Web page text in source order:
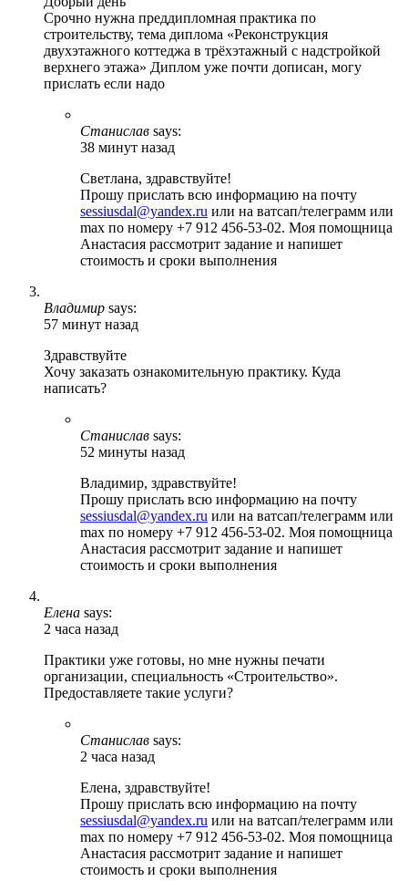
Срочно нужна преддипломная практика по
строительству, тема диплома «Реконструкция
двухэтажного коттеджа в трёхэтажный с надстройкой
верхнего этажа» Диплом уже почти дописан, могу
прислать если надо
Станислав says:
38 минут назад
Светлана, здравствуйте!
Прошу прислать всю информацию на почту
sessiusdal@yandex.ru или на ватсап/телеграмм или
max по номеру +7 912 456-53-02. Моя помощница
Анастасия рассмотрит задание и напишет
стоимость и сроки выполнения
Владимир says:
57 минут назад
Здравствуйте
Хочу заказать ознакомительную практику. Куда
написать?
Станислав says:
52 минуты назад
Владимир, здравствуйте!
Прошу прислать всю информацию на почту
sessiusdal@yandex.ru или на ватсап/телеграмм или
max по номеру +7 912 456-53-02. Моя помощница
Анастасия рассмотрит задание и напишет
стоимость и сроки выполнения
Елена says:
2 часа назад
Практики уже готовы, но мне нужны печати
организации, специальность «Строительство».
Предоставляете такие услуги?
Станислав says:
2 часа назад
Елена, здравствуйте!
Прошу прислать всю информацию на почту
sessiusdal@yandex.ru или на ватсап/телеграмм или
max по номеру +7 912 456-53-02. Моя помощница
Анастасия рассмотрит задание и напишет
стоимость и сроки выполнения